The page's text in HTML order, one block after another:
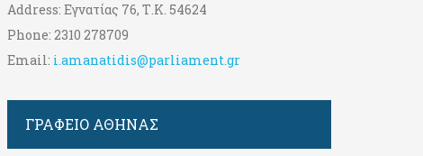
Address: Εγνατίας 76, Τ.Κ. 54624
Phone: 2310 278709
Email: i.amanatidis@parliament.gr
ΓΡΑΦΕΊΟ ΑΘΉΝΑΣ